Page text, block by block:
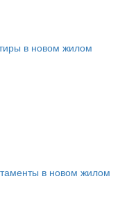
в новом жилом
в новом жилом